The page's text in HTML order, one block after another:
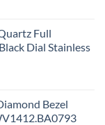
Full
Dial Stainless
Bezel